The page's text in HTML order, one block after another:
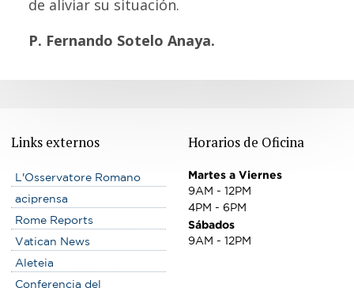
de aliviar su situación.
P. Fernando Sotelo Anaya.
Links externos
L'Osservatore Romano
aciprensa
Rome Reports
Vatican News
Aleteia
Conferencia del
Horarios de Oficina
Martes a Viernes
9AM - 12PM
4PM - 6PM
Sábados
9AM - 12PM